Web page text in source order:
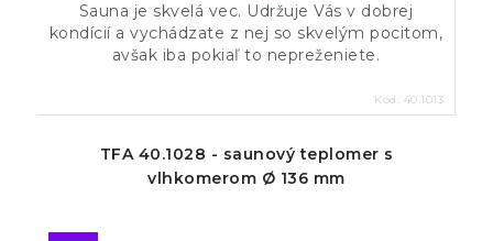
Sauna je skvelá vec. Udržuje Vás v dobrej
kondícií a vychádzate z nej so skvelým pocitom,
avšak iba pokiaľ to nepreženiete.
Kód: 40.1013
TFA 40.1028 - saunový teplomer s
vlhkomerom Ø 136 mm